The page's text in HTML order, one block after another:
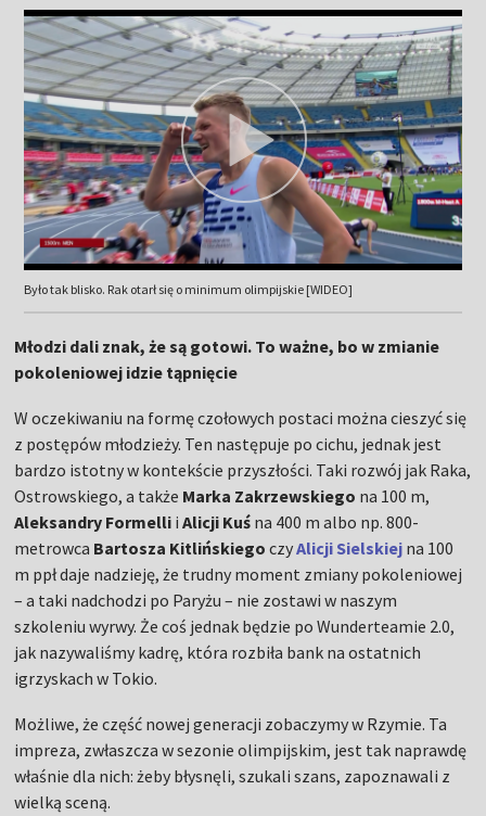
Było tak blisko. Rak otarł się o minimum olimpijskie [WIDEO]
Młodzi dali znak, że są gotowi. To ważne, bo w zmianie
pokoleniowej idzie tąpnięcie
W oczekiwaniu na formę czołowych postaci można cieszyć się
z postępów młodzieży. Ten następuje po cichu, jednak jest
bardzo istotny w kontekście przyszłości. Taki rozwój jak Raka,
Ostrowskiego, a także Marka Zakrzewskiego na 100 m,
Aleksandry Formelli iAlicji Kuś na 400 m albo np. 800-
metrowca Bartosza Kitlińskiego czyAlicji Sielskiej na 100
m ppł daje nadzieję, że trudny moment zmiany pokoleniowej
– a taki nadchodzi po Paryżu – nie zostawi w naszym
szkoleniu wyrwy. Że coś jednak będzie po Wunderteamie 2.0,
jak nazywaliśmy kadrę, która rozbiła bank na ostatnich
igrzyskach w Tokio.
Możliwe, że część nowej generacji zobaczymy w Rzymie. Ta
impreza, zwłaszcza w sezonie olimpijskim, jest tak naprawdę
właśnie dla nich: żeby błysnęli, szukali szans, zapoznawali z
wielką sceną.